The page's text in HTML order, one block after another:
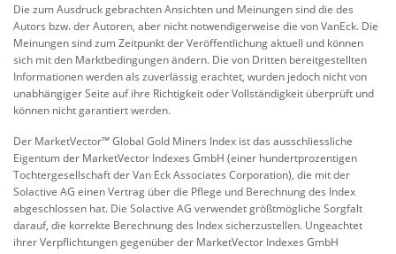
Die zum Ausdruck gebrachten Ansichten und Meinungen sind die des
Autors bzw. der Autoren, aber nicht notwendigerweise die von VanEck. Die
Meinungen sind zum Zeitpunkt der Veröffentlichung aktuell und können
sich mit den Marktbedingungen ändern. Die von Dritten bereitgestellten
Informationen werden als zuverlässig erachtet, wurden jedoch nicht von
unabhängiger Seite auf ihre Richtigkeit oder Vollständigkeit überprüft und
können nicht garantiert werden.
Der MarketVector™ Global Gold Miners Index ist das ausschliessliche
Eigentum der MarketVector Indexes GmbH (einer hundertprozentigen
Tochtergesellschaft der Van Eck Associates Corporation), die mit der
Solactive AG einen Vertrag über die Pflege und Berechnung des Index
abgeschlossen hat. Die Solactive AG verwendet größtmögliche Sorgfalt
darauf, die korrekte Berechnung des Index sicherzustellen. Ungeachtet
ihrer Verpflichtungen gegenüber der MarketVector Indexes GmbH